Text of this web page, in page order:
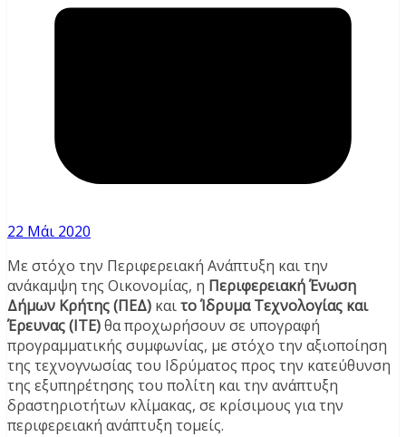
22 Μάι 2020
Με στόχο την Περιφερειακή Ανάπτυξη και την
ανάκαμψη της Οικονομίας, η Περιφερειακή Ένωση
Δήμων Κρήτης (ΠΕΔ) καιτο Ίδρυμα Τεχνολογίας και
Έρευνας (ΙΤΕ)θα προχωρήσουν σε υπογραφή
προγραμματικής συμφωνίας, με στόχο την αξιοποίηση
της τεχνογνωσίας του Ιδρύματος προς την κατεύθυνση
της εξυπηρέτησης του πολίτη και την ανάπτυξη
δραστηριοτήτων κλίμακας, σε κρίσιμους για την
περιφερειακή ανάπτυξη τομείς.